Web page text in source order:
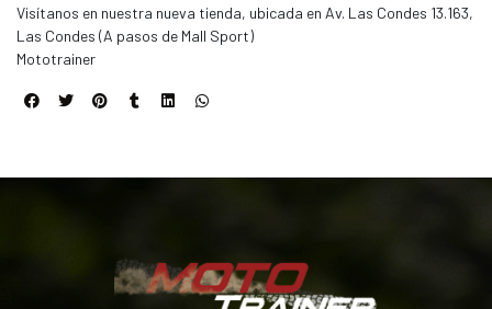
Visítanos en nuestra nueva tienda, ubicada en Av. Las Condes 13.163,
Las Condes (A pasos de Mall Sport)
Mototrainer